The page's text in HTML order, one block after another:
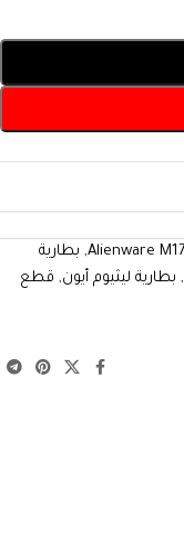
, بطارية
, بطارية ليثيوم أيون, قطع